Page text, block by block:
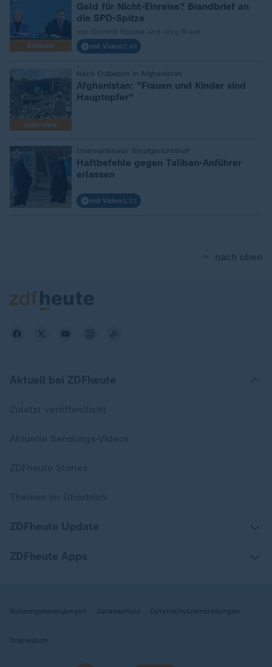
Exklusiv
Geld für Nicht-Einreise? Brandbrief an
die SPD-Spitze
mit Video 1:44
Interview
Nach Erdbeben in Afghanistan
Afghanistan: "Frauen und Kinder sind
Hauptopfer"
Internationaler Strafgerichtshof
Haftbefehle gegen Taliban-Anführer
erlassen
mit Video 1:21
nach oben
Nutzungsbedingungen Datenschutz Datenschutzeinstellungen
Impressum